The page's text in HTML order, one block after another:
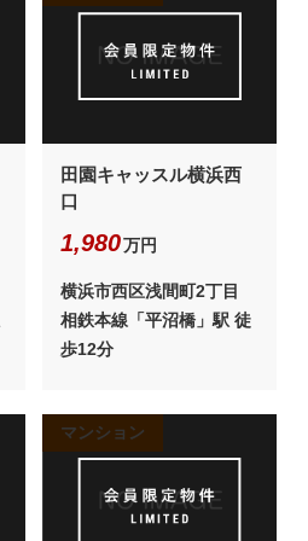
田園キャッスル横浜西
口
1,980万円
横浜市西区浅間町2丁目
相鉄本線「平沼橋」駅 徒
歩12分
マンション